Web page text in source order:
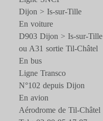
Dijon > Is-sur-Tille
En voiture
D903 Dijon > Is-sur-Tille
ou A31 sortie Til-Châtel
En bus
Ligne Transco
N°102 depuis Dijon
En avion
Aérodrome de Til-Châtel